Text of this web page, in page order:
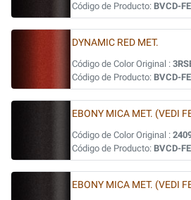
Código de Producto: BVCD-
DYNAMIC RED MET.
Código de Color Original :
Código de Producto: BVCD-
EBONY MICA MET. (VEDI
Código de Color Original :
Código de Producto: BVCD-
EBONY MICA MET. (VEDI